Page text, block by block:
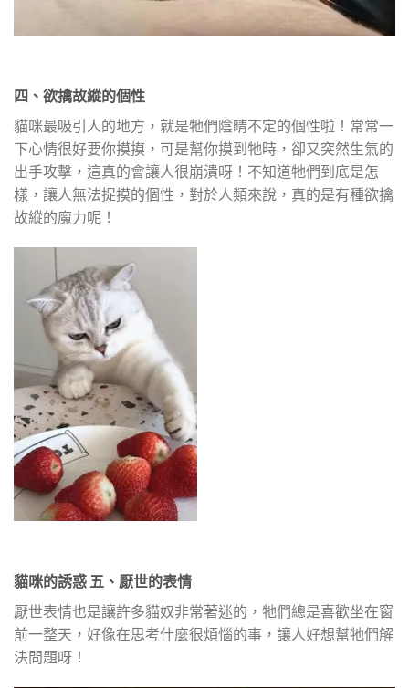
四、欲擒故縱的個性
貓咪最吸引人的地方，就是牠們陰晴不定的個性啦！常常一
下心情很好要你摸摸，可是幫你摸到牠時，卻又突然生氣的
出手攻擊，這真的會讓人很崩潰呀！不知道牠們到底是怎
樣，讓人無法捉摸的個性，對於人類來說，真的是有種欲擒
故縱的魔力呢！
貓咪的誘惑 五、厭世的表情
厭世表情也是讓許多貓奴非常著迷的，牠們總是喜歡坐在窗
前一整天，好像在思考什麼很煩惱的事，讓人好想幫牠們解
決問題呀！